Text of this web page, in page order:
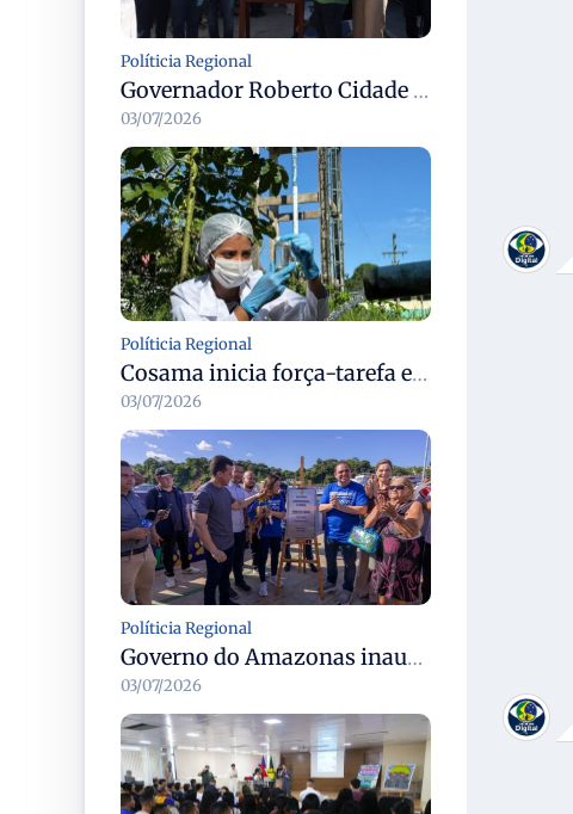
Políticia Regional
Governador Roberto Cidade entrega readequação do ambulatório da FCecon e amplia capacidade de atendimento oncológico em Manaus
03/07/2026
Políticia Regional
Cosama inicia força-tarefa em Anamã para fortalecer abastecimento de água e segurança hídrica da população
03/07/2026
Políticia Regional
Governo do Amazonas inaugura primeiro Castramóvel Fluvial para atendimento veterinário às comunidades ribeirinhas e castração gratuita
03/07/2026